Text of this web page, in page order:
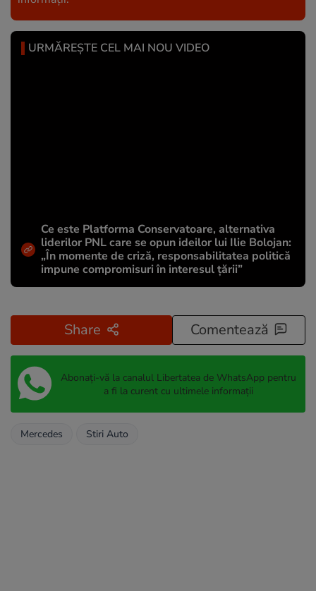
URMĂREȘTE CEL MAI NOU VIDEO
Ce este Platforma Conservatoare, alternativa
liderilor PNL care se opun ideilor lui Ilie Bolojan:
„În momente de criză, responsabilitatea politică
impune compromisuri în interesul țării”
Share Comentează
Abonați-vă la canalul Libertatea de WhatsApp pentru
a fi la curent cu ultimele informații
Mercedes Stiri Auto